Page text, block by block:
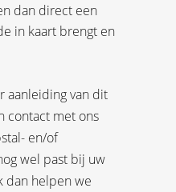
dan direct een
in kaart brengt en
aanleiding van dit
contact met ons
en/of
wel past bij uw
dan helpen we